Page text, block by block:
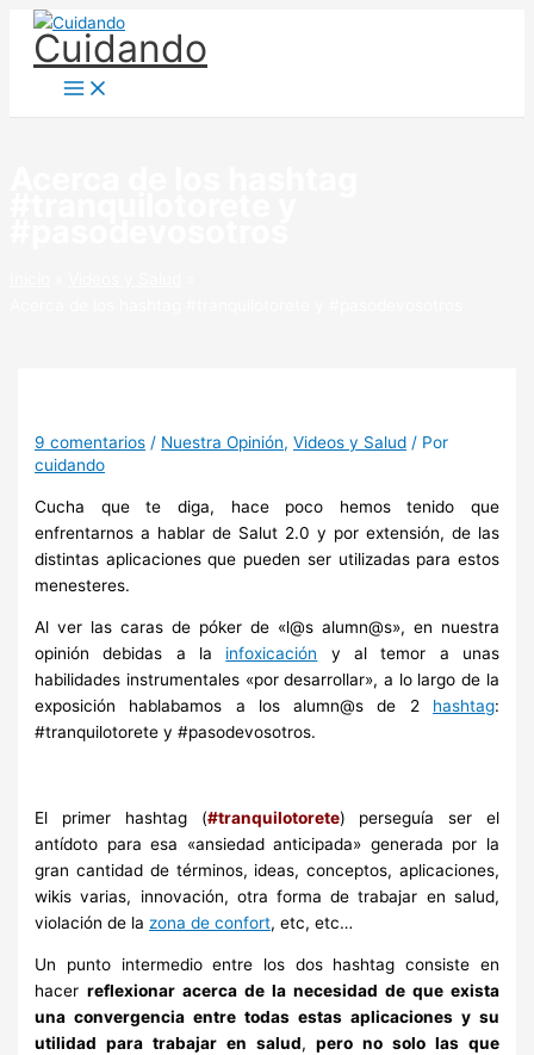
contenido
Cuidando
9 comentarios / Nuestra Opinión,Videos y Salud / Por
cuidando
Cucha que te diga, hace poco hemos tenido que
enfrentarnos a hablar de Salut 2.0 y por extensión, de las
distintas aplicaciones que pueden ser utilizadas para estos
menesteres.
Al ver las caras de póker de «l@s alumn@s», en nuestra
opinión debidas a la infoxicación y al temor a unas
habilidades instrumentales «por desarrollar», a lo largo de la
exposición hablabamos a los alumn@s de 2 hashtag:
#tranquilotorete y #pasodevosotros.
El primer hashtag (#tranquilotorete) perseguía ser el
antídoto para esa «ansiedad anticipada» generada por la
gran cantidad de términos, ideas, conceptos, aplicaciones,
wikis varias, innovación, otra forma de trabajar en salud,
violación de la zona de confort, etc, etc…
Un punto intermedio entre los dos hashtag consiste en
hacerreflexionar acerca de la necesidad de que exista
una convergencia entre todas estas aplicaciones y su
utilidad para trabajar en salud, pero no solo las que